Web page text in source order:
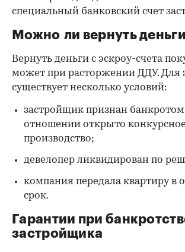
специальный банковский счет
Можно ли вернуть
Вернуть деньги с эскроу-счета
может при расторжении ДДУ. Для
существует несколько условий:
застройщик признан банкротом
отношении открыто
производство;
девелопер ликвидирован по
компания передала квартиру в
срок.
Гарантии при
застройщика